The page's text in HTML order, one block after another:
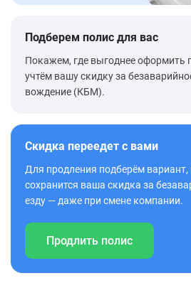
Подберем полис для вас
Покажем, где выгоднее оформить
учтём вашу скидку за
вождение (КБМ).
Скидка переедет с вами
Для продления подберём вариант,
сохранится ваша скидка за
езду — даже при смене компании.
Продлить полис